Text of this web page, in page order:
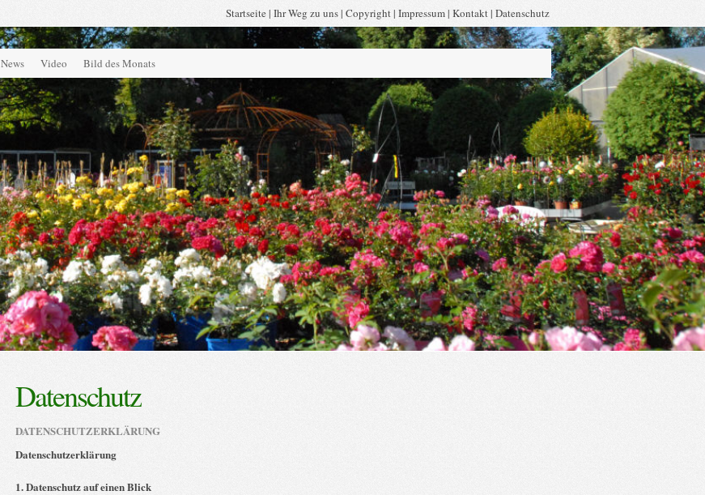
Startseite| Ihr Weg zu uns| Copyright| Impressum| Kontakt| Datenschutz
News Video Bild des Monats
Datenschutz
DATENSCHUTZERKLÄRUNG
Datenschutzerklärung
1. Datenschutz auf einen Blick